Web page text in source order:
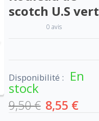
scotch U.S vert
0 avis
Disponibilité : En
stock
9,50 € 8,55 €